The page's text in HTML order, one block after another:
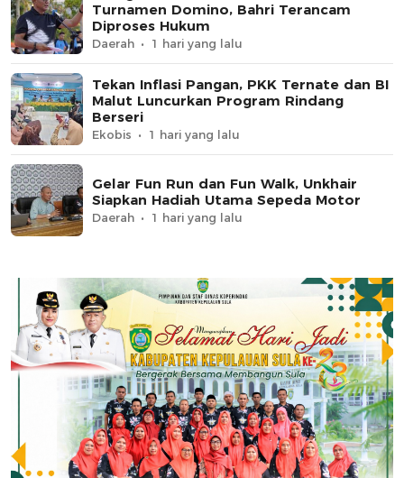
Turnamen Domino, Bahri Terancam
Diproses Hukum
Daerah 1 hari yang lalu
Tekan Inflasi Pangan, PKK Ternate dan BI
Malut Luncurkan Program Rindang
Berseri
Ekobis 1 hari yang lalu
Gelar Fun Run dan Fun Walk, Unkhair
Siapkan Hadiah Utama Sepeda Motor
Daerah 1 hari yang lalu